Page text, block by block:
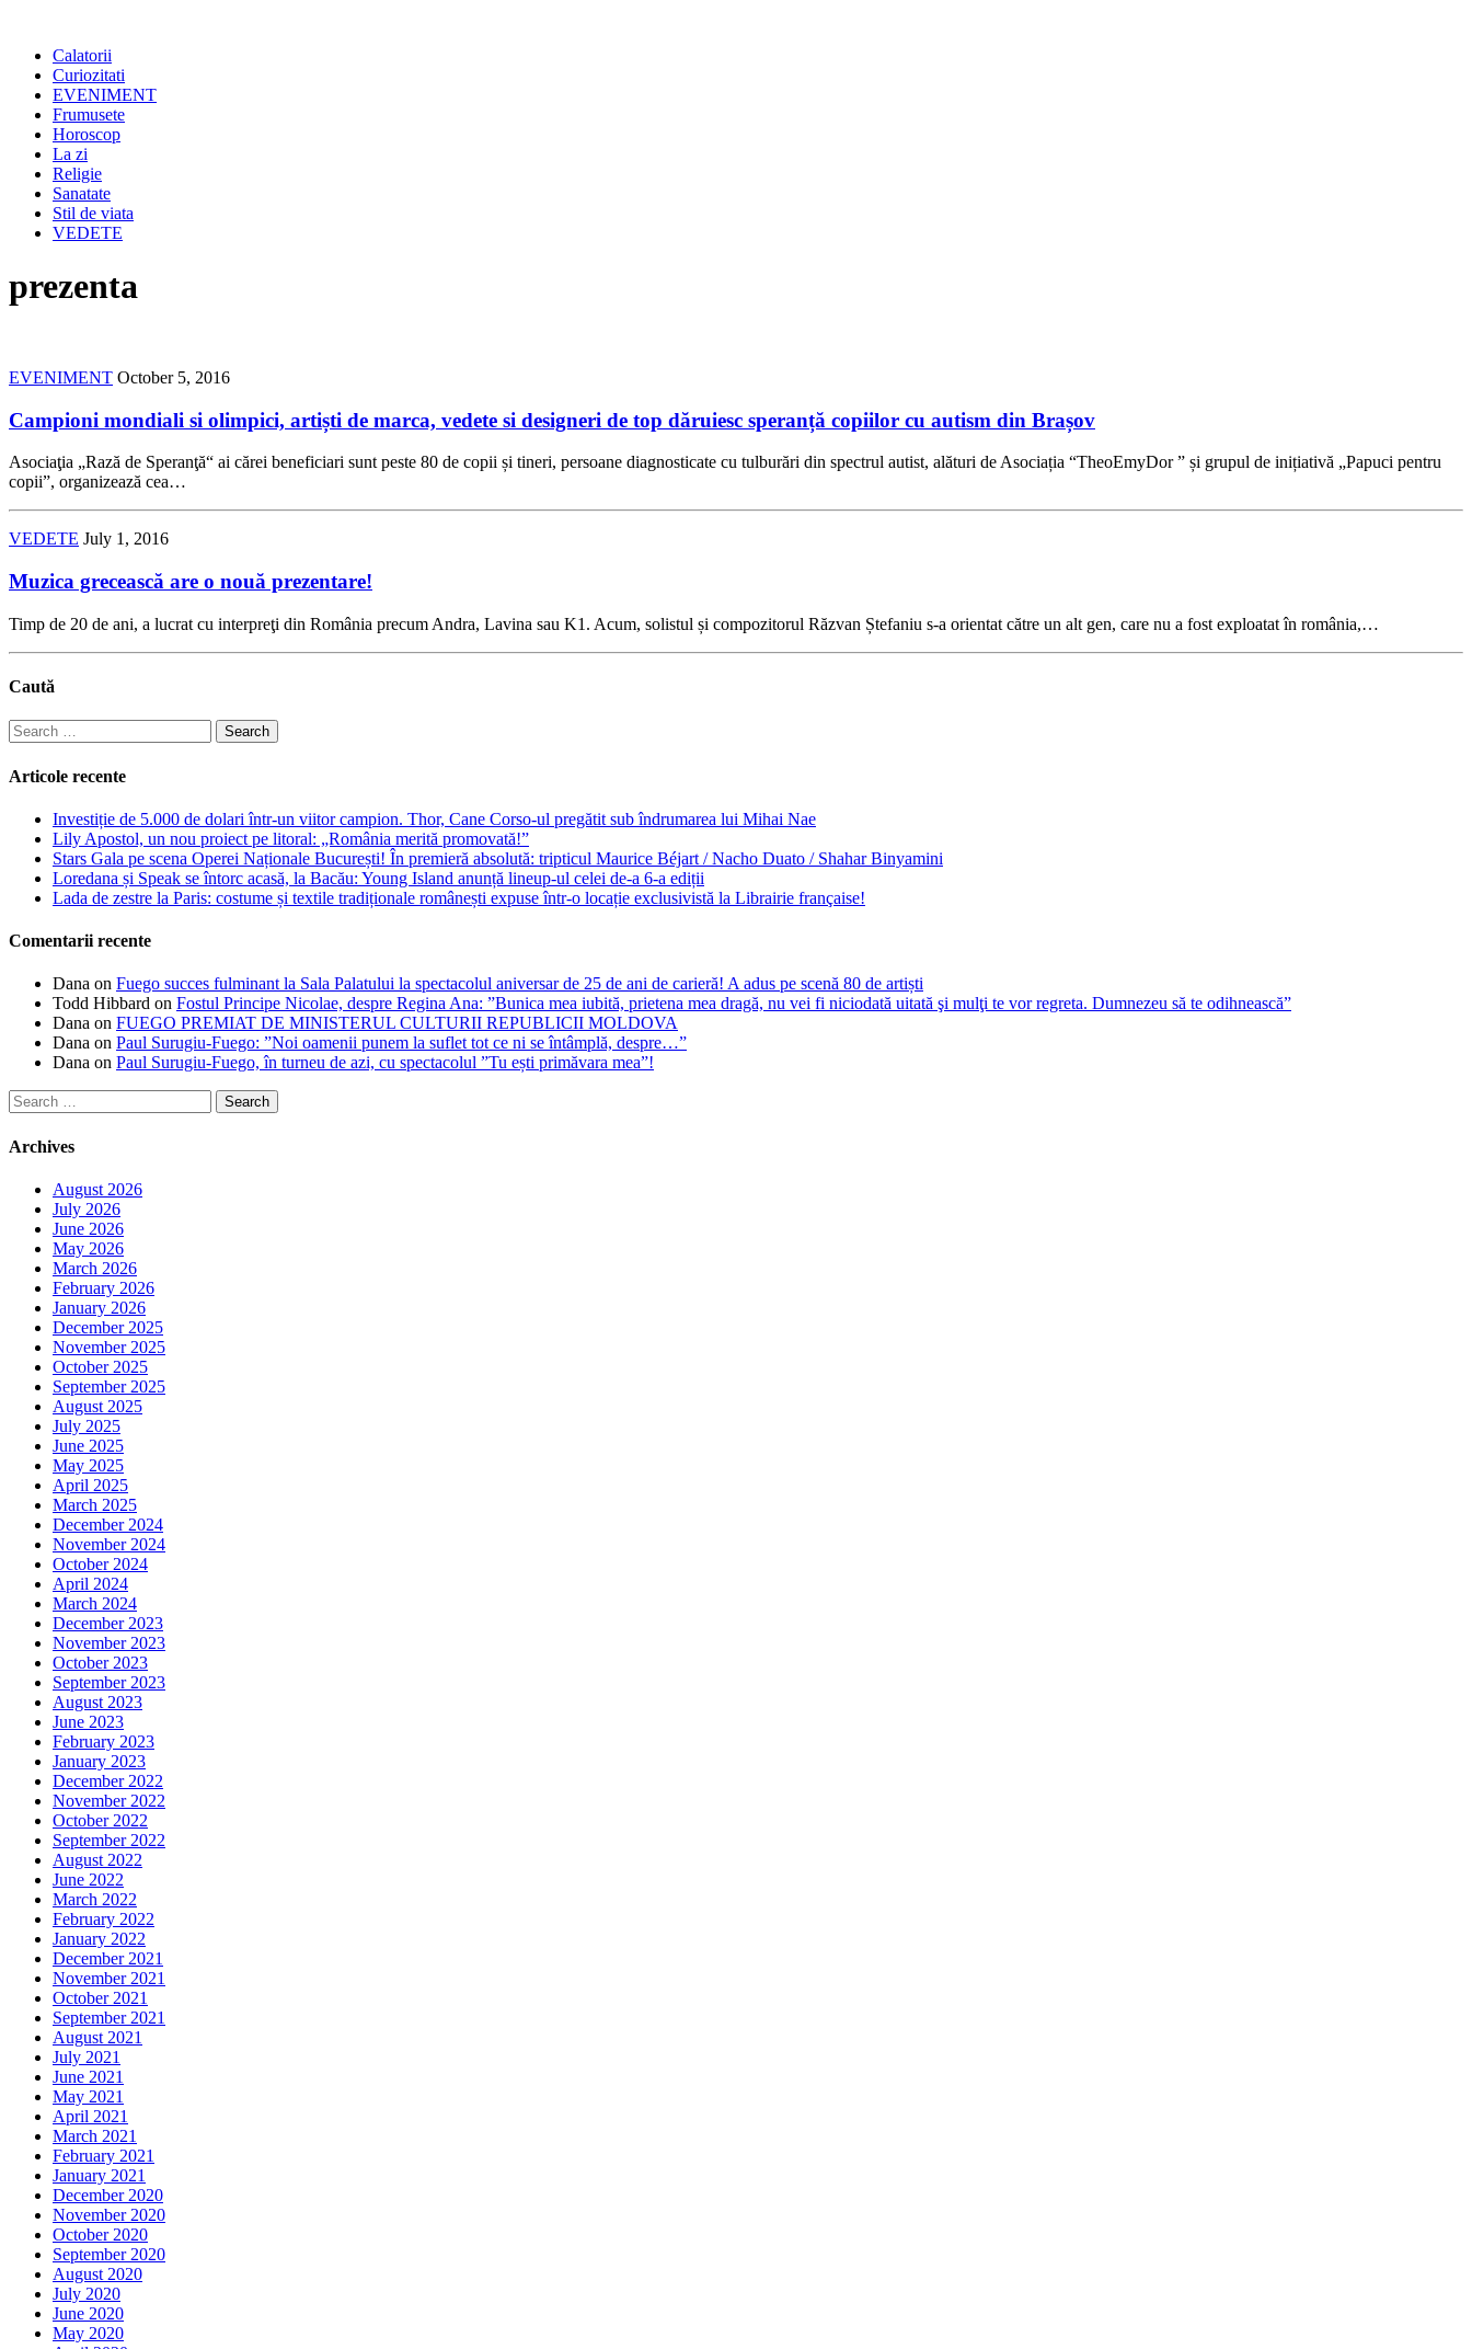
Calatorii
Curiozitati
EVENIMENT
Frumusete
Horoscop
La zi
Religie
Sanatate
Stil de viata
VEDETE
prezenta
EVENIMENT October 5, 2016
Campioni mondiali si olimpici, artiști de marca, vedete si designeri de top dăruiesc speranță copiilor cu autism din Brașov
Asociaţia „Rază de Speranţă“ ai cărei beneficiari sunt peste 80 de copii și tineri, persoane diagnosticate cu tulburări din spectrul autist, alături de Asociația “TheoEmyDor ” și grupul de inițiativă „Papuci pentru
copii”, organizează cea…
VEDETE July 1, 2016
Muzica grecească are o nouă prezentare!
Timp de 20 de ani, a lucrat cu interpreţi din România precum Andra, Lavina sau K1. Acum, solistul și compozitorul Răzvan Ștefaniu s-a orientat către un alt gen, care nu a fost exploatat în românia,…
Caută
Search
for:
Articole recente
Investiție de 5.000 de dolari într-un viitor campion. Thor, Cane Corso-ul pregătit sub îndrumarea lui Mihai Nae
Lily Apostol, un nou proiect pe litoral: „România merită promovată!”
Stars Gala pe scena Operei Naționale București! În premieră absolută: tripticul Maurice Béjart / Nacho Duato / Shahar Binyamini
Loredana și Speak se întorc acasă, la Bacău: Young Island anunță lineup-ul celei de-a 6-a ediții
Lada de zestre la Paris: costume și textile tradiționale românești expuse într-o locație exclusivistă la Librairie française!
Comentarii recente
Dana on Fuego succes fulminant la Sala Palatului la spectacolul aniversar de 25 de ani de carieră! A adus pe scenă 80 de artiști
Todd Hibbard on Fostul Principe Nicolae, despre Regina Ana: ”Bunica mea iubită, prietena mea dragă, nu vei fi niciodată uitată şi mulţi te vor regreta. Dumnezeu să te odihnească”
Dana on FUEGO PREMIAT DE MINISTERUL CULTURII REPUBLICII MOLDOVA
Dana on Paul Surugiu-Fuego: ”Noi oamenii punem la suflet tot ce ni se întâmplă, despre…”
Dana on Paul Surugiu-Fuego, în turneu de azi, cu spectacolul ”Tu ești primăvara mea”!
Search
for:
Archives
August 2026
July 2026
June 2026
May 2026
March 2026
February 2026
January 2026
December 2025
November 2025
October 2025
September 2025
August 2025
July 2025
June 2025
May 2025
April 2025
March 2025
December 2024
November 2024
October 2024
April 2024
March 2024
December 2023
November 2023
October 2023
September 2023
August 2023
June 2023
February 2023
January 2023
December 2022
November 2022
October 2022
September 2022
August 2022
June 2022
March 2022
February 2022
January 2022
December 2021
November 2021
October 2021
September 2021
August 2021
July 2021
June 2021
May 2021
April 2021
March 2021
February 2021
January 2021
December 2020
November 2020
October 2020
September 2020
August 2020
July 2020
June 2020
May 2020